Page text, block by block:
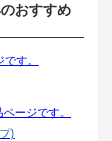
おすすめ
)